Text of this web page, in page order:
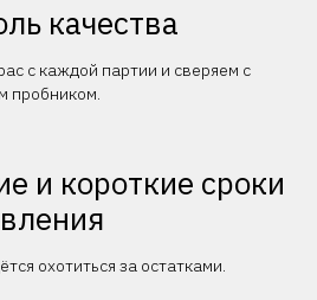
качества
с каждой партии и сверяем с
пробником.
и короткие сроки
охотиться за остатками.